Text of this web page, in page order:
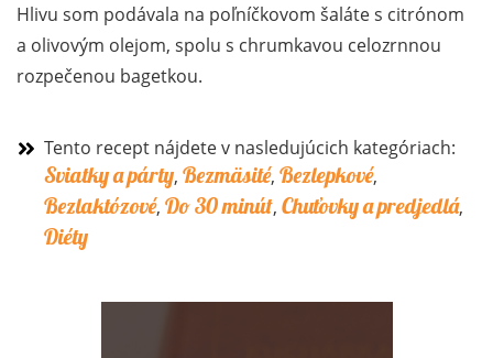
Hlivu som podávala na poľníčkovom šaláte s citrónom
a olivovým olejom, spolu s chrumkavou celozrnnou
rozpečenou bagetkou.
Tento recept nájdete v nasledujúcich kategóriach:
Sviatky a párty, Bezmäsité, Bezlepkové,
Bezlaktózové, Do 30 minút, Chuťovky a predjedlá,
Diéty